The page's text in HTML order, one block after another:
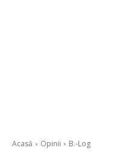
Acasă Opinii B.-Log